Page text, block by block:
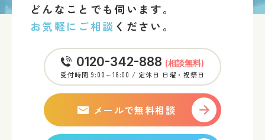
どんなことでも伺います。
お気軽にご相談 ください。
0120-342-888 (相談無料)
受付時間 9:00～18:00 / 定休日 日曜・祝祭日
メールで無料相談